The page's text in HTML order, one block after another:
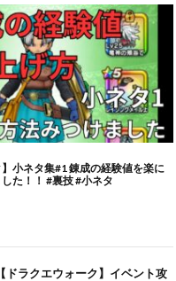
【ドラクエウォーク】イベント攻